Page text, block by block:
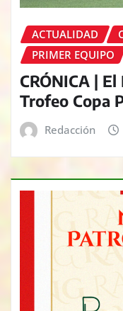
ACTUALIDAD
PRIMER EQUIPO
CRÓNICA |
Trofeo Copa
Redacción